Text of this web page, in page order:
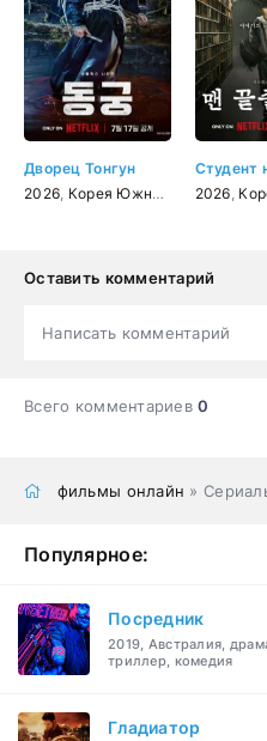
Дворец Тонгун
2026 Корея Южная фэнтези
2026
Оставить комментарий
Написать комментарий
Всего комментариев0
фильмы онлайн »
Популярное:
Посредник
2019, Австралия,
триллер, комедия
Гладиатор